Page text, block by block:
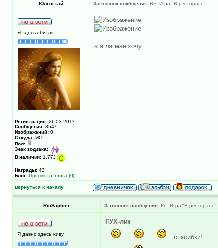
Юльчетай Заголовок сообщения: Re: Игра "В ресторане"
Я здесь обитаю
Регистрация: 26.03.2012
Сообщения: 3547
Изображений: 0
Откуда: МО
Пол:
Знак зодиака:
В наличии: 1,772
Награды: 43
Блог: Просмотр блога (0)
а я лагман хочу...
Вернуться к началу
RioSaphier Заголовок сообщения: Re: Игра "В ресторане"
Я давно здесь живу
ПУХ-лик
спасибки!